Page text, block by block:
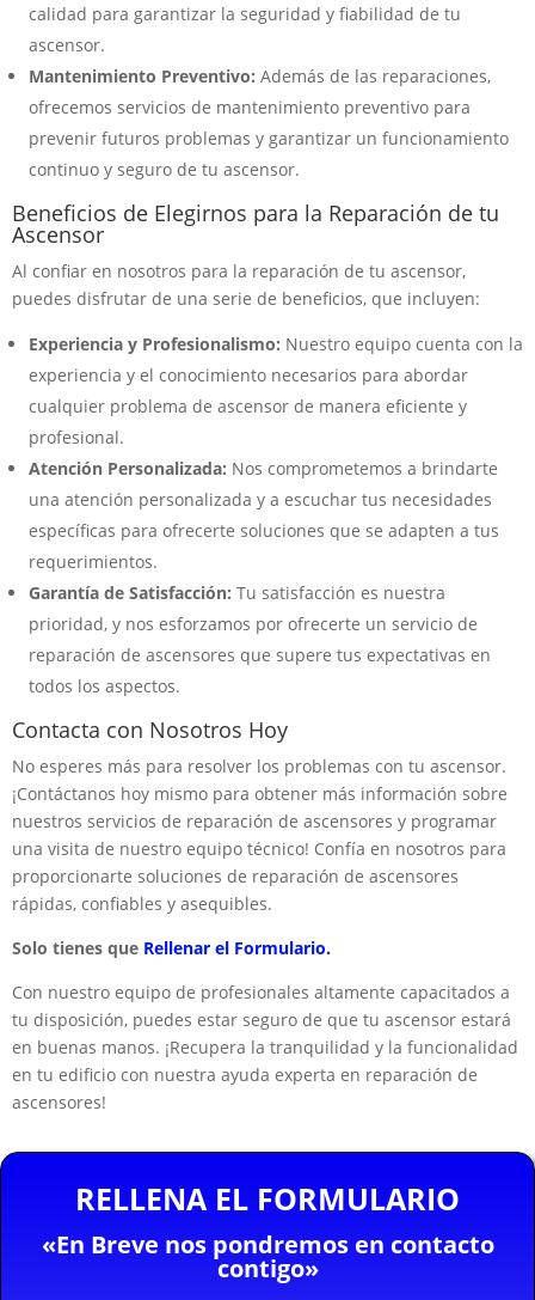
calidad para garantizar la seguridad y fiabilidad de tu
ascensor.
Mantenimiento Preventivo: Además de las reparaciones,
ofrecemos servicios de mantenimiento preventivo para
prevenir futuros problemas y garantizar un funcionamiento
continuo y seguro de tu ascensor.
Beneficios de Elegirnos para la Reparación de tu
Ascensor
Al confiar en nosotros para la reparación de tu ascensor,
puedes disfrutar de una serie de beneficios, que incluyen:
Experiencia y Profesionalismo: Nuestro equipo cuenta con la
experiencia y el conocimiento necesarios para abordar
cualquier problema de ascensor de manera eficiente y
profesional.
Atención Personalizada: Nos comprometemos a brindarte
una atención personalizada y a escuchar tus necesidades
específicas para ofrecerte soluciones que se adapten a tus
requerimientos.
Garantía de Satisfacción: Tu satisfacción es nuestra
prioridad, y nos esforzamos por ofrecerte un servicio de
reparación de ascensores que supere tus expectativas en
todos los aspectos.
Contacta con Nosotros Hoy
No esperes más para resolver los problemas con tu ascensor.
¡Contáctanos hoy mismo para obtener más información sobre
nuestros servicios de reparación de ascensores y programar
una visita de nuestro equipo técnico! Confía en nosotros para
proporcionarte soluciones de reparación de ascensores
rápidas, confiables y asequibles.
Solo tienes que Rellenar el Formulario.
Con nuestro equipo de profesionales altamente capacitados a
tu disposición, puedes estar seguro de que tu ascensor estará
en buenas manos. ¡Recupera la tranquilidad y la funcionalidad
en tu edificio con nuestra ayuda experta en reparación de
ascensores!
RELLENA EL FORMULARIO
«En Breve nos pondremos en contacto
contigo»